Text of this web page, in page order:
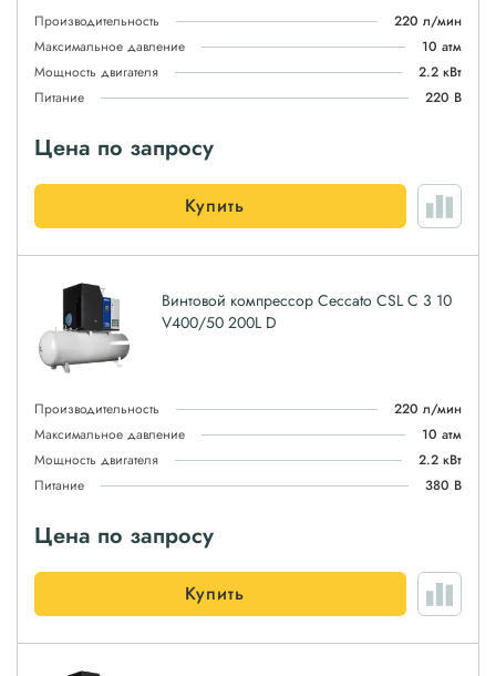
Производительность
220 л/мин
Максимальное давление
10 атм
Мощность двигателя
2.2 кВт
Питание
220 В
Цена по запросу
Купить
Винтовой компрессор Ceccato CSL C 3 10
V400/50 200L D
Производительность
220 л/мин
Максимальное давление
10 атм
Мощность двигателя
2.2 кВт
Питание
380 В
Цена по запросу
Купить